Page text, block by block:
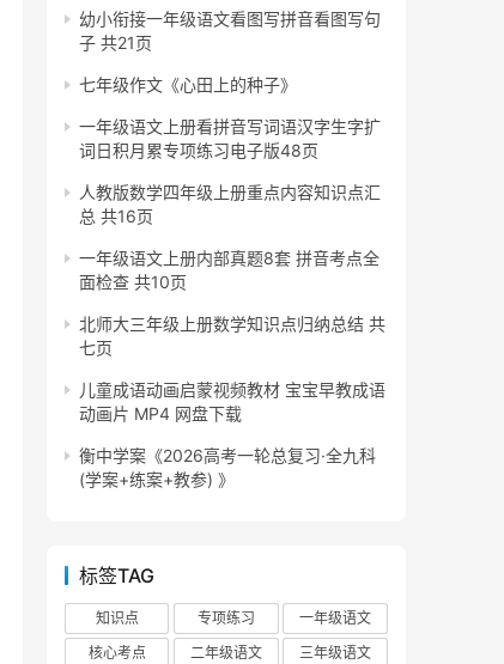
幼小衔接一年级语文看图写拼音看图写句
子 共21页
七年级作文《心田上的种子》
一年级语文上册看拼音写词语汉字生字扩
词日积月累专项练习电子版48页
人教版数学四年级上册重点内容知识点汇
总 共16页
一年级语文上册内部真题8套 拼音考点全
面检查 共10页
北师大三年级上册数学知识点归纳总结 共
七页
儿童成语动画启蒙视频教材 宝宝早教成语
动画片 MP4 网盘下载
衡中学案《2026高考一轮总复习·全九科
(学案+练案+教参) 》
标签TAG
知识点 专项练习
一年级语文
核心考点
二年级语文
三年级语文